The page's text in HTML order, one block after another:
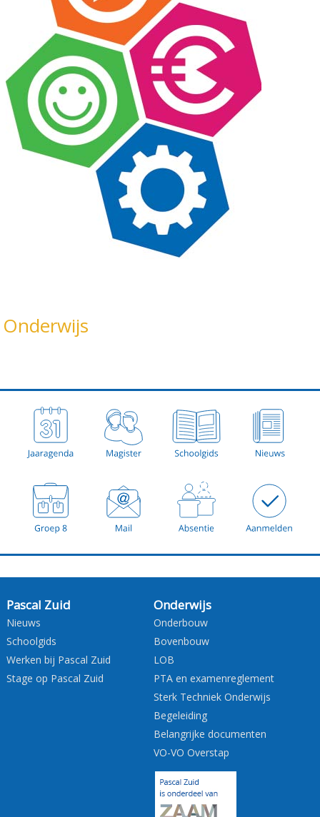
Onderwijs
Pascal Zuid
Nieuws
Schoolgids
Werken bij Pascal Zuid
Stage op Pascal Zuid
Onderwijs
Onderbouw
Bovenbouw
LOB
PTA en examenreglement
Sterk Techniek Onderwijs
Begeleiding
Belangrijke documenten
VO-VO Overstap